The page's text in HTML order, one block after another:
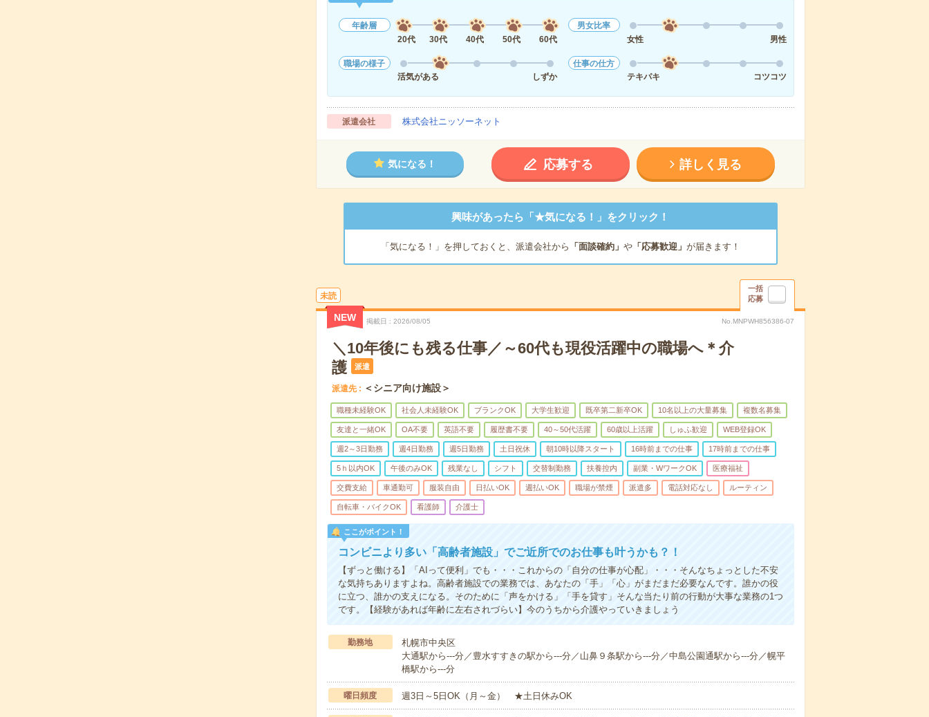
年齢層
20代
30代 40代 50代 60代
男女比率
女性
男性
職場の様子
活気がある
しずか
仕事の仕方
テキパキ
コツコツ
派遣会社 株式会社ニッソーネット
気になる！ 応募する 詳しく見る
興味があったら「★気になる！」をクリック！
「気になる！」を押しておくと、派遣会社から 「面談確約」 や「応募歓迎」 が届きます！
未読
一括
応募
NEW 掲載日 2026/08/05 No.MNPWH856386-07
＼10年後にも残る仕事／～60代も現役活躍中の職場へ＊介
護
派遣
派遣先 ＜シニア向け施設＞
職種未経験OK 社会人未経験OK ブランクOK 大学生歓迎 既卒第二新卒OK 10名以上の大量募集 複数名募集
友達と一緒OK OA不要 英語不要 履歴書不要 40～50代活躍 60歳以上活躍 しゅふ歓迎 WEB登録OK
週2～3日勤務 週4日勤務 週5日勤務 土日祝休 朝10時以降スタート 16時前までの仕事 17時前までの仕事
5ｈ以内OK 午後のみOK 残業なし シフト 交替制勤務 扶養控内 副業・WワークOK 医療福祉
交費支給 車通勤可 服装自由 日払いOK 週払いOK 職場が禁煙 派遣多 電話対応なし ルーティン
自転車・バイクOK 看護師 介護士
ここがポイント！
コンビニより多い「高齢者施設」でご近所でのお仕事も叶うかも？！
【ずっと働ける】「AIって便利」でも・・・これからの「自分の仕事が心配」・・・そんなちょっとした不安
な気持ちありますよね。高齢者施設での業務では、あなたの「手」「心」がまだまだ必要なんです。誰かの役
に立つ、誰かの支えになる。そのために「声をかける」「手を貸す」そんな当たり前の行動が大事な業務の1つ
です。【経験があれば年齢に左右されづらい】今のうちから介護やっていきましょう
勤務地
札幌市中央区
大通駅から---分／豊水すすきの駅から---分／山鼻９条駅から---分／中島公園通駅から---分／幌平
橋駅から---分
曜日頻度 週3日～5日OK（月～金） ★土日休みOK